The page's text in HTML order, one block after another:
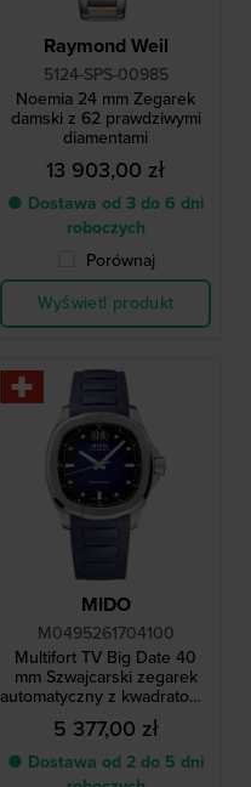
Raymond Weil
5124-SPS-00985
Noemia 24 mm Zegarek
damski z 62 prawdziwymi
diamentami
13 903,00 zł
● Dostawa od 3 do 6 dni
roboczych
Porównaj
Wyświetl produkt
MIDO
M0495261704100
Multifort TV Big Date 40
mm Szwajcarski zegarek
automatyczny z kwadratową
kopertą TV i dużym
datownikiem
5 377,00 zł
● Dostawa od 2 do 5 dni